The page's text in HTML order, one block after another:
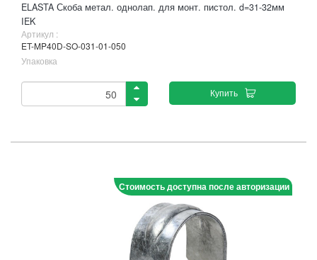
ELASTA Скоба метал. однолап. для монт. пистол. d=31-32мм
IEK
Артикул :
ET-MP40D-SO-031-01-050
Упаковка
Купить
Стоимость доступна после авторизации